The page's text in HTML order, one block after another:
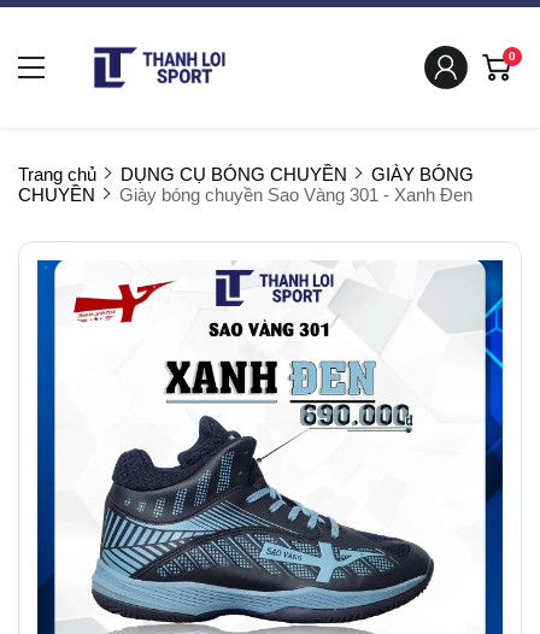
0
Trang chủ DỤNG CỤ BÓNG CHUYỀN
GIÀY BÓNG
CHUYỀN
Giày bóng chuyền Sao Vàng 301 - Xanh Đen